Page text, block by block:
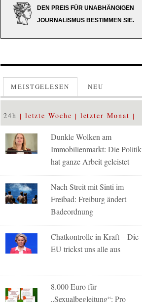
DEN PREIS FÜR UNABHÄNGIGEN
JOURNALISMUS BESTIMMEN SIE.
MEISTGELESEN NEU
24h letzte Woche letzter Monat
Dunkle Wolken am
Immobilienmarkt: Die Politik
hat ganze Arbeit geleistet
Nach Streit mit Sinti im
Freibad: Freiburg ändert
Badeordnung
Chatkontrolle in Kraft – Die
EU trickst uns alle aus
8.000 Euro für
„Sexualbegleitung“: Pro